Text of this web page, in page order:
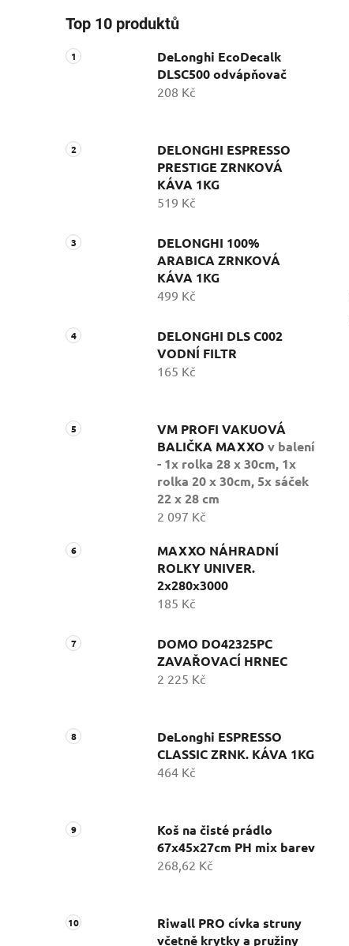
Top 10 produktů
DeLonghi EcoDecalk
DLSC500 odvápňovač
208 Kč
DELONGHI ESPRESSO
PRESTIGE ZRNKOVÁ
KÁVA 1KG
519 Kč
DELONGHI 100%
ARABICA ZRNKOVÁ
KÁVA 1KG
499 Kč
DELONGHI DLS C002
VODNÍ FILTR
165 Kč
VM PROFI VAKUOVÁ
BALIČKA MAXXO v balení
- 1x rolka 28 x 30cm, 1x
rolka 20 x 30cm, 5x sáček
22 x 28 cm
2 097 Kč
MAXXO NÁHRADNÍ
ROLKY UNIVER.
2x280x3000
185 Kč
DOMO DO42325PC
ZAVAŘOVACÍ HRNEC
2 225 Kč
DeLonghi ESPRESSO
CLASSIC ZRNK. KÁVA 1KG
464 Kč
Koš na čisté prádlo
67x45x27cm PH mix barev
268,62 Kč
Riwall PRO cívka struny
včetně krytky a pružiny